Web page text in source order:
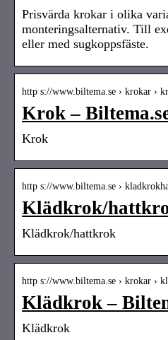
Prisvärda krokar i olika
monteringsalternativ. Till
eller med sugkoppsfäste.
http s://www.biltema.se › krokar ›
Krok –
Krok
http s://www.biltema.se ›
Klädkrok/
Klädkrok/hattkrok
http s://www.biltema.se › krokar ›
Klädkrok –
Klädkrok